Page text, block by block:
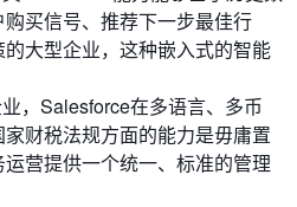
买信号、推荐下一步最佳行
大型企业，这种嵌入式的智能
，Salesforce在多语言、多币
财税法规方面的能力是毋庸置
营提供一个统一、标准的管理